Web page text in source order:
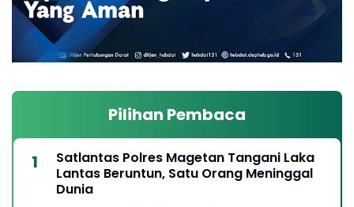
Pilihan Pembaca
Satlantas Polres Magetan Tangani Laka
Lantas Beruntun, Satu Orang Meninggal
Dunia